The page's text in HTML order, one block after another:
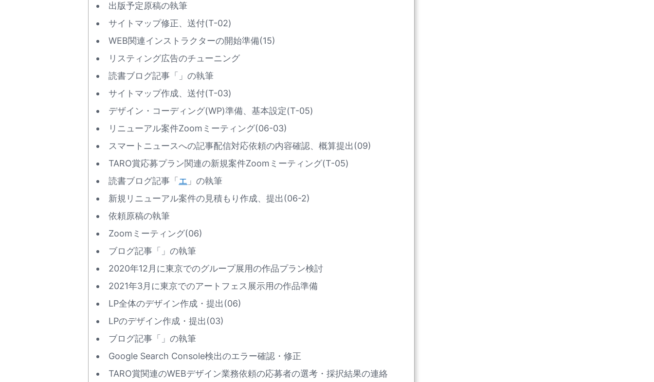
出版予定原稿の執筆
サイトマップ修正、送付(T-02)
WEB関連インストラクターの開始準備(15)
リスティング広告のチューニング
読書ブログ記事「 」の執筆
サイトマップ作成、送付(T-03)
デザイン・コーディング(WP)準備、基本設定(T-05)
リニューアル案件Zoomミーティング(06-03)
スマートニュースへの記事配信対応依頼の内容確認、概算提出(09)
TARO賞応募プラン関連の新規案件Zoomミーティング(T-05)
読書ブログ記事「 エ 」の執筆
新規リニューアル案件の見積もり作成、提出(06-2)
依頼原稿の執筆
Zoomミーティング(06)
ブログ記事「 」の執筆
2020年12月に東京でのグループ展用の作品プラン検討
2021年3月に東京でのアートフェス展示用の作品準備
LP全体のデザイン作成・提出(06)
LPのデザイン作成・提出(03)
ブログ記事「 」の執筆
Google Search Console検出のエラー確認・修正
TARO賞関連のWEBデザイン業務依頼の応募者の選考・採択結果の連絡